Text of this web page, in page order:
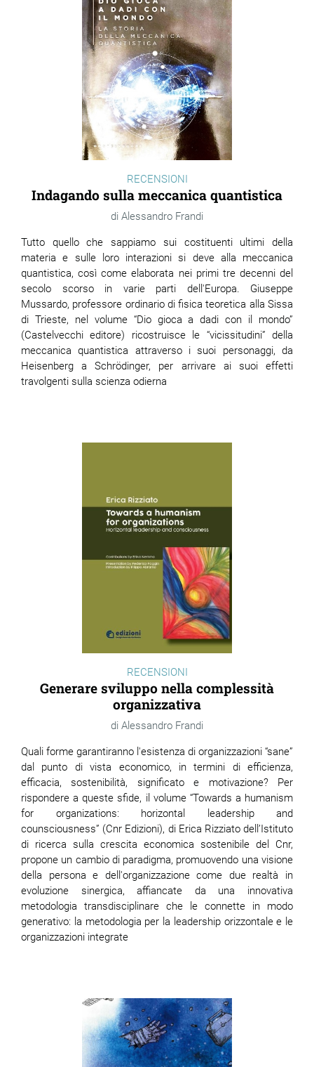
RECENSIONI
Indagando sulla meccanica quantistica
Alessandro Frandi
Tutto quello che sappiamo sui costituenti ultimi della
materia e sulle loro interazioni si deve alla meccanica
quantistica, così come elaborata nei primi tre decenni del
secolo scorso in varie parti dell'Europa. Giuseppe
Mussardo, professore ordinario di fisica teoretica alla Sissa
di Trieste, nel volume “Dio gioca a dadi con il mondo”
(Castelvecchi editore) ricostruisce le “vicissitudini” della
meccanica quantistica attraverso i suoi personaggi, da
Heisenberg a Schrödinger, per arrivare ai suoi effetti
travolgenti sulla scienza odierna
RECENSIONI
Generare sviluppo nella complessità
organizzativa
Alessandro Frandi
Quali forme garantiranno l'esistenza di organizzazioni “sane”
dal punto di vista economico, in termini di efficienza,
efficacia, sostenibilità, significato e motivazione? Per
rispondere a queste sfide, il volume “Towards a humanism
for organizations: horizontal leadership and
counsciousness” (Cnr Edizioni), di Erica Rizziato dell’Istituto
di ricerca sulla crescita economica sostenibile del Cnr,
propone un cambio di paradigma, promuovendo una visione
della persona e dell'organizzazione come due realtà in
evoluzione sinergica, affiancate da una innovativa
metodologia transdisciplinare che le connette in modo
generativo: la metodologia per la leadership orizzontale e le
organizzazioni integrate